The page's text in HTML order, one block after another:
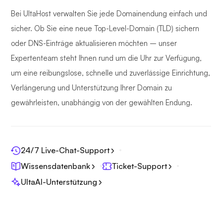
Bei UltaHost verwalten Sie jede Domainendung einfach und
sicher. Ob Sie eine neue Top-Level-Domain (TLD) sichern
oder DNS-Einträge aktualisieren möchten – unser
Expertenteam steht Ihnen rund um die Uhr zur Verfügung,
um eine reibungslose, schnelle und zuverlässige Einrichtung,
Verlängerung und Unterstützung Ihrer Domain zu
gewährleisten, unabhängig von der gewählten Endung.
24/7 Live-Chat-Support
Wissensdatenbank
Ticket-Support
UltaAI-Unterstützung